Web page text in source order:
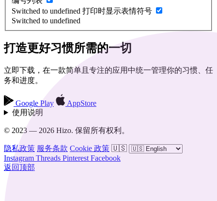
Switched to undefined 打印时显示表情符号
Switched to undefined
打造更好习惯所需的一切
立即下载，在一款简单且专注的应用中统一管理你的习惯、任
务和进度。
Google Play
AppStore
使用说明
© 2023 — 2026 Hizo. 保留所有权利。
隐私政策 服务条款 Cookie 政策 🇺🇸
Instagram Threads Pinterest Facebook
返回顶部